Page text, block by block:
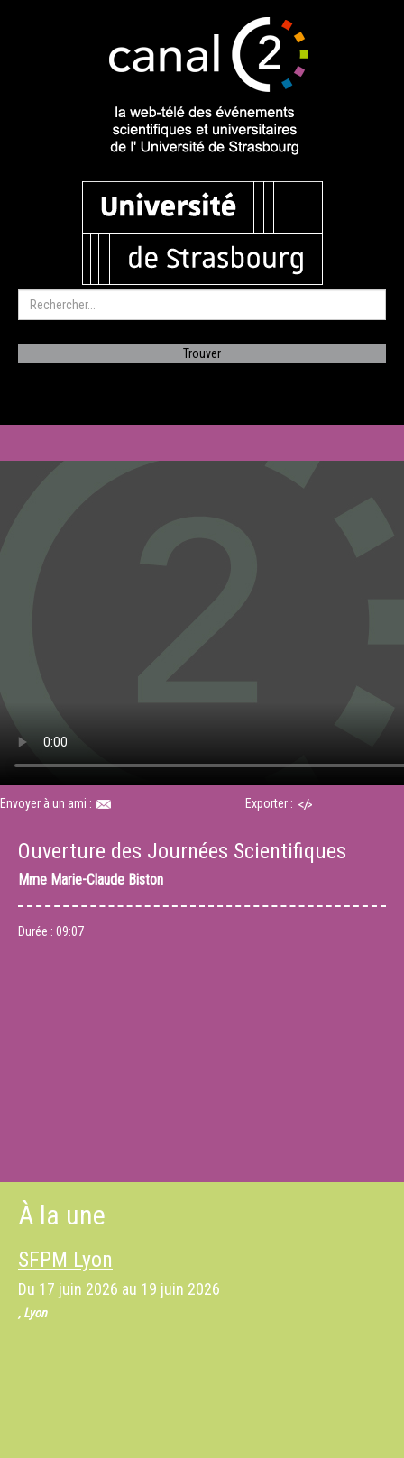
Envoyer à un ami : Exporter :
Ouverture des Journées Scientifiques
Mme Marie-Claude Biston
Durée : 09:07
À la une
SFPM Lyon
Du 17 juin 2026 au 19 juin 2026
, Lyon